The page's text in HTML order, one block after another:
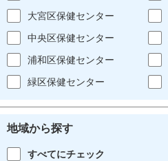
大宮区保健センター
中央区保健センター
浦和区保健センター
緑区保健センター
地域から探す
すべてにチェック